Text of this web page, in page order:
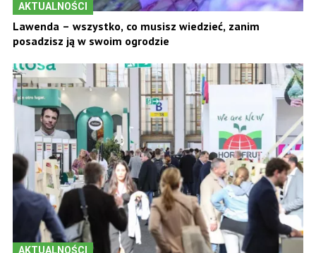
AKTUALNOŚCI
Lawenda – wszystko, co musisz wiedzieć, zanim
posadzisz ją w swoim ogrodzie
AKTUALNOŚCI